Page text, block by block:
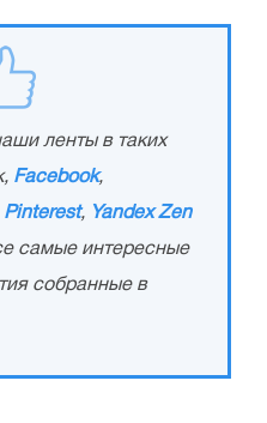
ленты в таких
Facebook,
Pinterest, Yandex Zen
самые интересные
собранные в